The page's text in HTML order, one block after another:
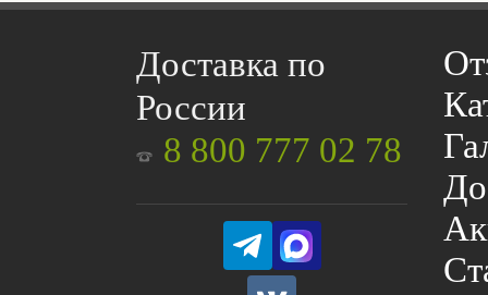
Доставка по
России
8 800 777 02 78